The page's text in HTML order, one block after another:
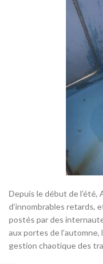
Depuis le début de l’été,
d’innombrables retards,
postés par des
aux portes de
gestion chaotique des